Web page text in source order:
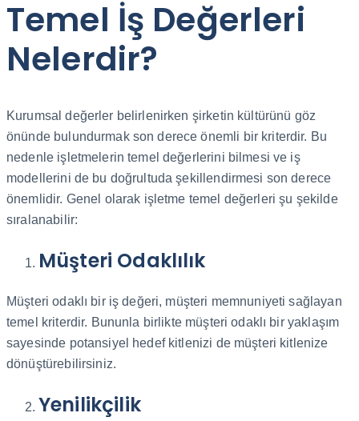
Temel İş Değerleri
Nelerdir?
Kurumsal değerler belirlenirken şirketin kültürünü göz
önünde bulundurmak son derece önemli bir kriterdir. Bu
nedenle işletmelerin temel değerlerini bilmesi ve iş
modellerini de bu doğrultuda şekillendirmesi son derece
önemlidir. Genel olarak işletme temel değerleri şu şekilde
sıralanabilir:
Müşteri Odaklılık
Müşteri odaklı bir iş değeri, müşteri memnuniyeti sağlayan
temel kriterdir. Bununla birlikte müşteri odaklı bir yaklaşım
sayesinde potansiyel hedef kitlenizi de müşteri kitlenize
dönüştürebilirsiniz.
Yenilikçilik